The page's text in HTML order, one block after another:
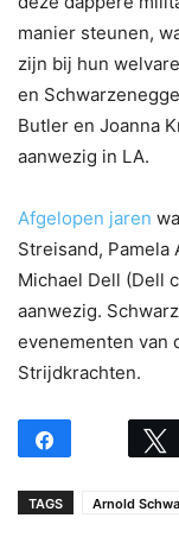
manier steunen,
zijn bij hun
en
Butler en Joanna
aanwezig in LA.
Afgelopen jaren
Streisand, Pamela
Michael Dell (Dell
aanwezig.
evenementen van
Strijdkrachten.
TAGS Arnold